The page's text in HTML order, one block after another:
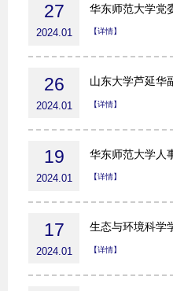
27
2024.01 【详情】
26
2024.01
山东大学芦延华
【详情】
19
2024.01 【详情】
17
2024.01 【详情】